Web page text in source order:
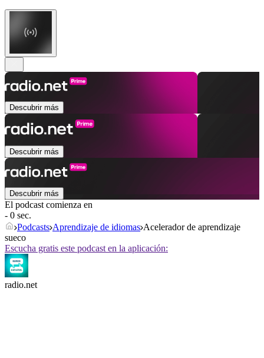
Descubrir más
Descubrir más
Descubrir más
El podcast comienza en
- 0 sec.
Podcasts Aprendizaje de idiomas Acelerador de aprendizaje
sueco
Escucha gratis este podcast en la aplicación:
radio.net